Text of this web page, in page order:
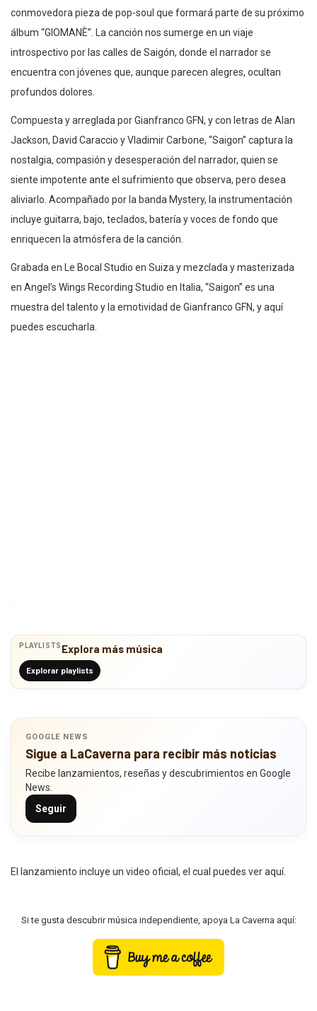
conmovedora pieza de pop-soul que formará parte de su próximo
álbum “GIOMANÈ”. La canción nos sumerge en un viaje
introspectivo por las calles de Saigón, donde el narrador se
encuentra con jóvenes que, aunque parecen alegres, ocultan
profundos dolores.
Compuesta y arreglada por Gianfranco GFN, y con letras de Alan
Jackson, David Caraccio y Vladimir Carbone, “Saigon” captura la
nostalgia, compasión y desesperación del narrador, quien se
siente impotente ante el sufrimiento que observa, pero desea
aliviarlo. Acompañado por la banda Mystery, la instrumentación
incluye guitarra, bajo, teclados, batería y voces de fondo que
enriquecen la atmósfera de la canción.
Grabada en Le Bocal Studio en Suiza y mezclada y masterizada
en Angel’s Wings Recording Studio en Italia, “Saigon” es una
muestra del talento y la emotividad de Gianfranco GFN, y aquí
puedes escucharla.
PLAYLISTS Explora más música
Explorar playlists
GOOGLE NEWS
Sigue a LaCaverna para recibir más noticias
Recibe lanzamientos, reseñas y descubrimientos en Google
News.
Seguir
El lanzamiento incluye un video oficial, el cual puedes ver aquí.
Si te gusta descubrir música independiente, apoya La Caverna aquí: